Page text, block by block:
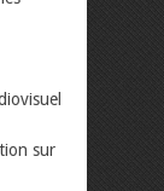
sur